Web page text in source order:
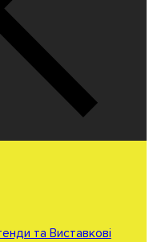
та Виставкові